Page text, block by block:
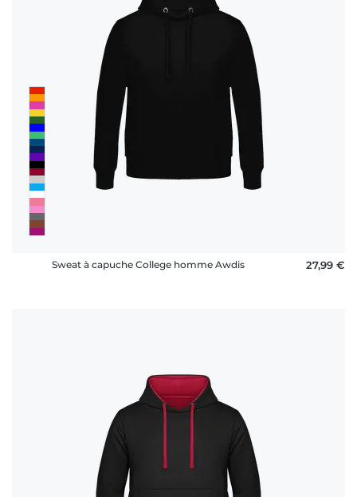
Sweat à capuche College homme Awdis 27,99 €